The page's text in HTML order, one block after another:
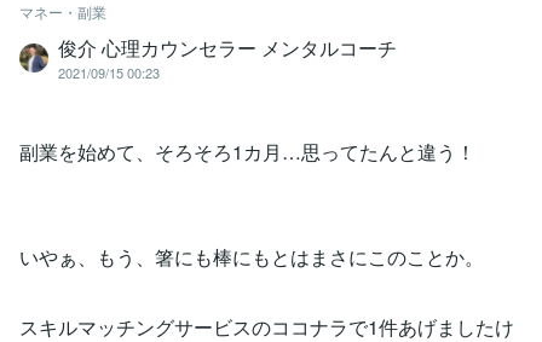
マネー・副業
俊介 心理カウンセラー メンタルコーチ
2021/09/15 00:23
副業を始めて、そろそろ1カ月…思ってたんと違う！
いやぁ、もう、箸にも棒にもとはまさにこのことか。
スキルマッチングサービスのココナラで1件あげましたけ